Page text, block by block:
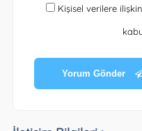
Kişisel verilere
Yorum Gönder